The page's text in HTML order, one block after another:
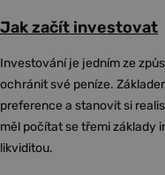
Jak začít investovat
Investování je jedním ze
ochránit své peníze.
preference a stanovit si
měl počítat se třemi základy
likviditou.